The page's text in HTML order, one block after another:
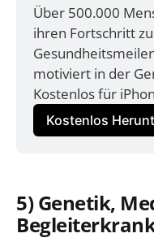
Über 500.000
ihren Fortschritt
motiviert in der
Kostenlos für
Kostenlos
5) Genetik,